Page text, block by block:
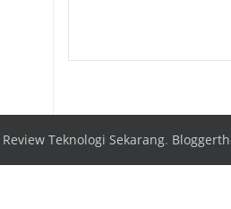
Review Teknologi Sekarang.